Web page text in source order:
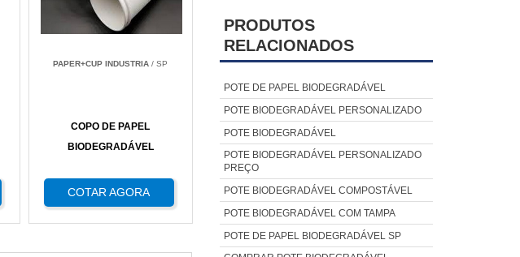
PAPER+CUP INDUSTRIA/ SP
COPO DE PAPEL
BIODEGRADÁVEL
COTAR AGORA
PRODUTOS
RELACIONADOS
POTE DE PAPEL BIODEGRADÁVEL
POTE BIODEGRADÁVEL PERSONALIZADO
POTE BIODEGRADÁVEL
POTE BIODEGRADÁVEL PERSONALIZADO
PREÇO
POTE BIODEGRADÁVEL COMPOSTÁVEL
POTE BIODEGRADÁVEL COM TAMPA
POTE DE PAPEL BIODEGRADÁVEL SP